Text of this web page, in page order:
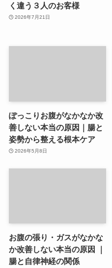
く違う３人のお客様
2026年7月21日
ぽっこりお腹がなかなか改
善しない本当の原因｜腸と
姿勢から整える根本ケア
2026年5月8日
お腹の張り・ガスがなかな
か改善しない本当の原因 ｜
腸と自律神経の関係